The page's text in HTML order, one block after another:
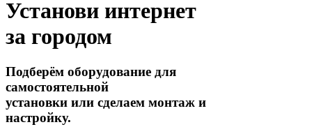
Установи интернет
за городом
Подберём оборудование для
самостоятельной
установки или сделаем монтаж и
настройку.